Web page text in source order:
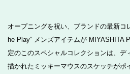
オープニングを祝い、ブランドの最新コ
he Play” メンズアイテムが MIYASHITA
定のこのスペシャルコレクションは、デ
描かれたミッキーマウスのスケッチがポ